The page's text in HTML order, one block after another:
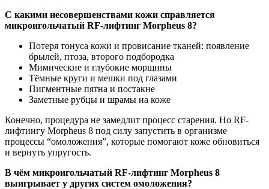
С какими несовершенствами кожи справляется
микроигольчатый RF-лифтинг Morpheus 8?
Потеря тонуса кожи и провисание тканей: появление
брылей, птоза, второго подбородка
Мимические и глубокие морщины
Тёмные круги и мешки под глазами
Пигментные пятна и постакне
Заметные рубцы и шрамы на коже
Конечно, процедура не замедлит процесс старения. Но RF-
лифтингу Morpheus 8 под силу запустить в организме
процессы “омоложения”, которые помогают коже обновиться
и вернуть упругость.
В чём микроигольчатый RF-лифтинг Morpheus 8
выигрывает у других систем омоложения?